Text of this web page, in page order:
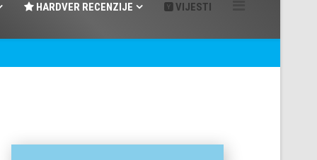
HARDVER RECENZIJE VIJESTI